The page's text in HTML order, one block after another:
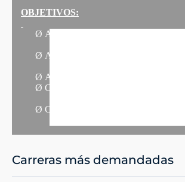
OBJETIVOS:
Ø Aprender las técnicas básicas de
Ø Aplicar las técnicas aprendidas de
Ø Aprender formas de presentación de
Ø Conocer las cualidades y calidad de
Ø Conocer los utensilios básicos de
Carreras más demandadas